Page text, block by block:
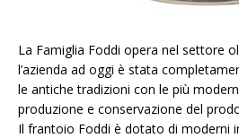
La Famiglia Foddi opera nel settore
l’azienda ad oggi è stata
le antiche tradizioni con le più
produzione e conservazione del
Il frantoio Foddi è dotato di moderni